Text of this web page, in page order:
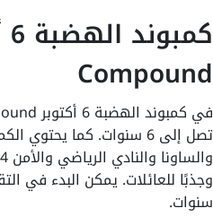
Compound
تصل إلى 6 سنوات. كما
وجذبًا للعائلات. يمكن البدء في
سنوات.